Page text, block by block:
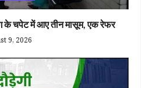
के चपेट में आए तीन मासूम, एक रेफर
9, 2026